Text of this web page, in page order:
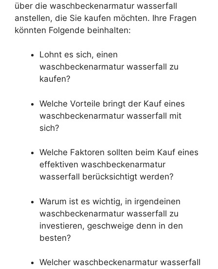
über die waschbeckenarmatur wasserfall
anstellen, die Sie kaufen möchten. Ihre Fragen
könnten Folgende beinhalten:
Lohnt es sich, einen
waschbeckenarmatur wasserfall zu
kaufen?
Welche Vorteile bringt der Kauf eines
waschbeckenarmatur wasserfall mit
sich?
Welche Faktoren sollten beim Kauf eines
effektiven waschbeckenarmatur
wasserfall berücksichtigt werden?
Warum ist es wichtig, in irgendeinen
waschbeckenarmatur wasserfall zu
investieren, geschweige denn in den
besten?
Welcher waschbeckenarmatur wasserfall